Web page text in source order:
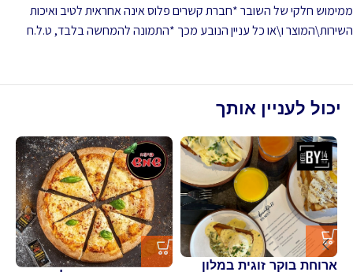
ממימוש חלקי של השובר *חברת קשרים פלוס אינה אחראית לטיב ואיכות
השירות\המוצר ו\או כל עניין הנובע מכך *התמונה להמחשה בלבד, ט.ל.ח
יכול לעניין אותך
ארוחת בוקר זוגית במלון